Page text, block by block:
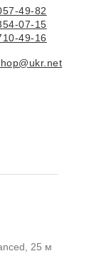
49-82
07-15
49-16
25 м